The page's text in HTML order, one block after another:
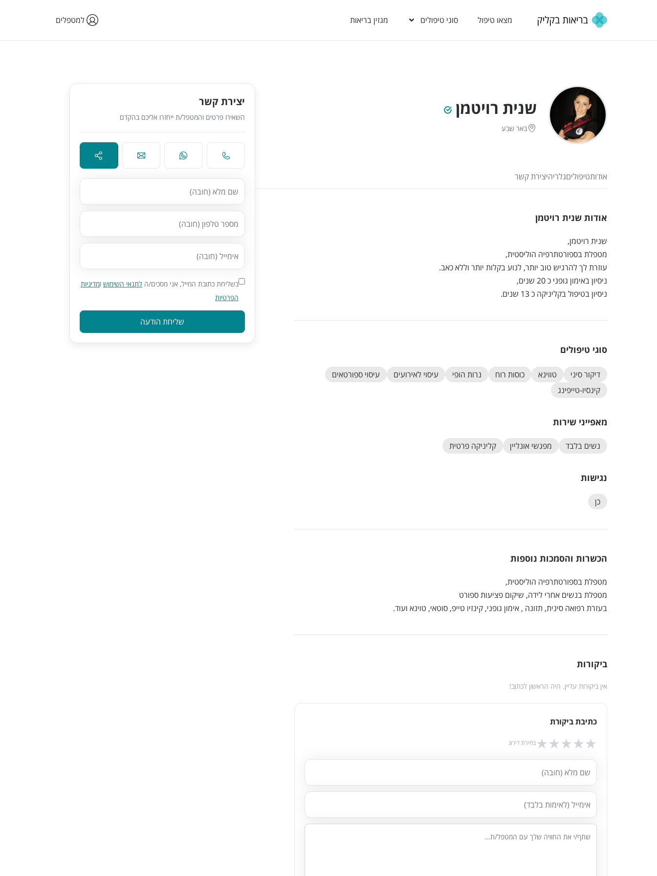
מצאו טיפול סוגי טיפולים מגזין בריאות למטפלים
שנית רויטמן
באר שבע
אודותטיפוליםגלריהיצירת קשר
אודות שנית רויטמן
שנית רויטמן,
מטפלת בספורטתרפיה הוליסטית,
עוזרת לך להרגיש טוב יותר, לנוע בקלות יותר וללא כאב.
ניסיון באימון גופני כ 20 שנים,
ניסיון בטיפול בקליניקה כ 13 שנים.
סוגי טיפולים
דיקור סיני טווינא כוסות רוח נרות הופי עיסוי לאירועים
עיסוי ספורטאים
קינסיו-טייפינג
מאפייני שירות
נשים בלבד מפגשי אונליין קליניקה פרטית
נגישות
כן
הכשרות והסמכות נוספות
מטפלת בספורטתרפיה הוליסטית,
מטפלת בנשים אחרי לידה, שיקום פציעות ספורט
בעזרת רפואה סינית, תזונה , אימון גופני, קינזיו טייפ, סוטאי, טוינא ועוד.
ביקורות
אין ביקורות עדיין. היה הראשון לכתוב!
כתיבת ביקורת
★★★★★ בחירת דירוג
יצירת קשר
השאירו פרטים והמטפל/ת ייחזרו אליכם בהקדם
בשליחת כתובת המייל, אני מסכים/ה לתנאי השימוש ומדיניות
הפרטיות
שליחת הודעה